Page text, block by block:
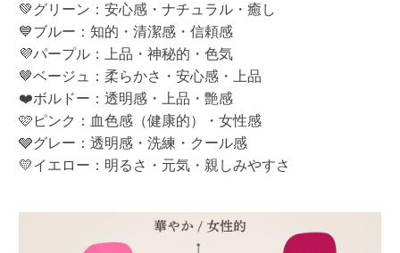
💚グリーン：安心感・ナチュラル・癒し
💙ブルー：知的・清潔感・信頼感
💜パープル：上品・神秘的・色気
🤎ベージュ：柔らかさ・安心感・上品
❤️ボルドー：透明感・上品・艶感
🩷ピンク：血色感（健康的）・女性感
🩶グレー：透明感・洗練・クール感
💛イエロー：明るさ・元気・親しみやすさ